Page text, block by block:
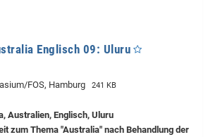
Englisch 09: Uluru
FOS, Hamburg 241 KB
Australien, Englisch, Uluru
zum Thema "Australia" nach Behandlung der